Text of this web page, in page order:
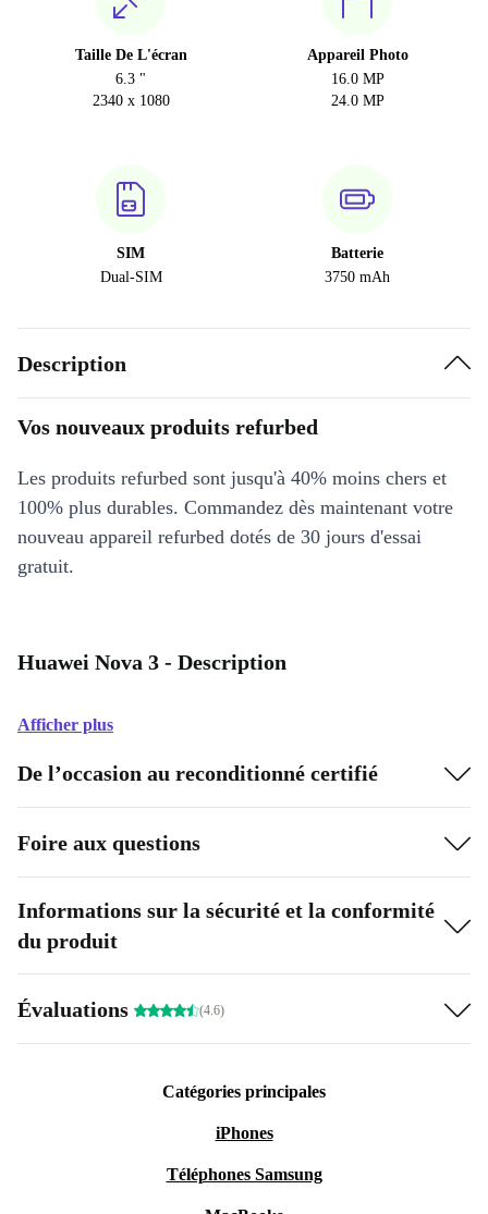
Taille De L'écran
6.3 "
2340 x 1080
Appareil Photo
16.0 MP
24.0 MP
SIM
Dual-SIM
Batterie
3750 mAh
Description
Vos nouveaux produits refurbed
Les produits refurbed sont jusqu'à 40% moins chers et
100% plus durables. Commandez dès maintenant votre
nouveau appareil refurbed dotés de 30 jours d'essai
gratuit.
Huawei Nova 3 - Description
Afficher plus
De l’occasion au reconditionné certifié
Foire aux questions
Informations sur la sécurité et la conformité
du produit
Évaluations (4.6)
Catégories principales
iPhones
Téléphones Samsung